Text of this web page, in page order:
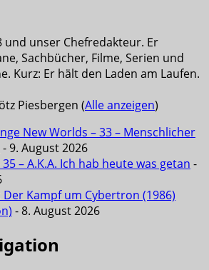
und unser Chefredakteur. Er
Sachbücher, Filme, Serien und
Kurz: Er hält den Laden am Laufen.
Piesbergen (Alle anzeigen)
New Worlds – 33 – Menschlicher
- 9. August 2026
35 – A.K.A. Ich hab heute was getan -
Kampf um Cybertron (1986)
- 8. August 2026